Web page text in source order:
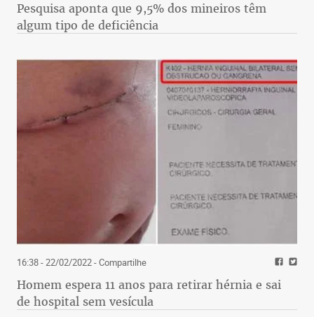
Pesquisa aponta que 9,5% dos mineiros têm
algum tipo de deficiência
16:38 - 22/02/2022- Compartilhe
Homem espera 11 anos para retirar hérnia e sai
de hospital sem vesícula